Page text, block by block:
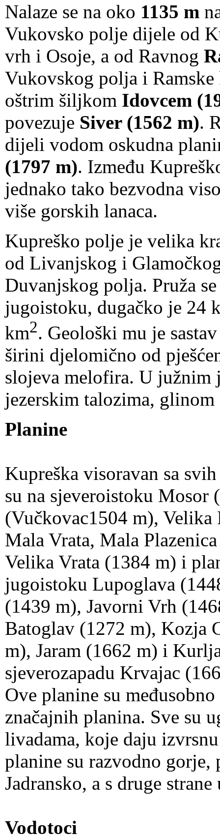
Nalaze se na oko 1135 m
Vukovsko polje dijele od
vrh i Osoje, a od Ravnog
Vukovskog polja i Ramske
oštrim šiljkom Idovcem
povezuje Siver (1562 m).
dijeli vodom oskudna
(1797 m). Između
jednako tako bezvodna
više gorskih lanaca.
Kupreško polje je velika
od Livanjskog i
Duvanjskog polja. Pruža
jugoistoku, dugačko je 24
km2. Geološki mu je
širini djelomično od
slojeva melofira. U južnim
jezerskim talozima,
Planine
Kupreška visoravan sa
su na sjeveroistoku Mosor
(Vučkovac1504 m), Velika
Mala Vrata, Mala
Velika Vrata (1384 m) i
jugoistoku Lupoglava
(1439 m), Javorni Vrh
Batoglav (1272 m), Kozja
m), Jaram (1662 m) i
sjeverozapadu Krvajac
Ove planine su
značajnih planina. Sve su
livadama, koje daju
planine su razvodno gorje,
Jadransko, a s druge
Vodotoci